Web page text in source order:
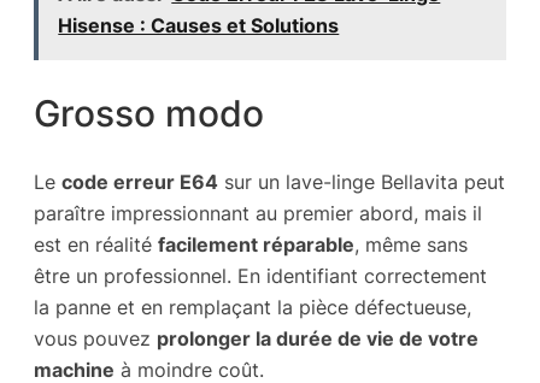
Hisense : Causes et Solutions
Grosso modo
Le code erreur E64 sur un lave-linge Bellavita peut
paraître impressionnant au premier abord, mais il
est en réalité facilement réparable, même sans
être un professionnel. En identifiant correctement
la panne et en remplaçant la pièce défectueuse,
vous pouvez prolonger la durée de vie de votre
machine à moindre coût.